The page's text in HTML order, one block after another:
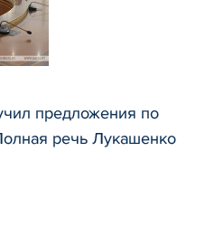
предложения по
речь Лукашенко